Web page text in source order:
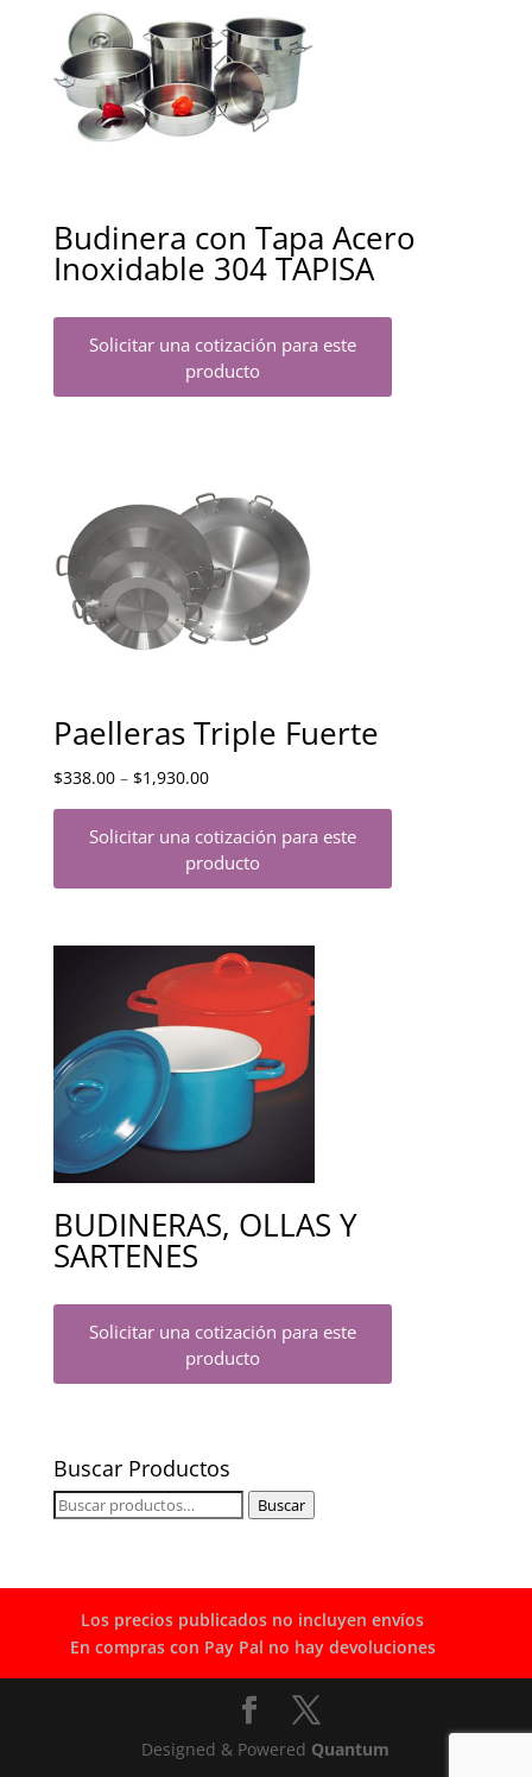
Budinera con Tapa Acero
Inoxidable 304 TAPISA
Solicitar una cotización para este
producto
Paelleras Triple Fuerte
$338.00– $1,930.00
Solicitar una cotización para este
producto
BUDINERAS, OLLAS Y
SARTENES
Solicitar una cotización para este
producto
Buscar Productos
Buscar
Buscar
Los precios publicados no incluyen envíos
En compras con Pay Pal no hay devoluciones
Designed & Powered Quantum